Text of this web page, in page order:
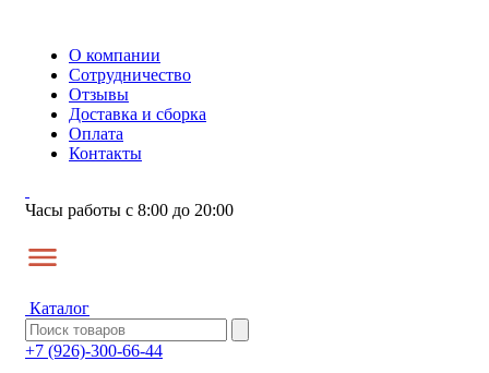
О компании
Сотрудничество
Отзывы
Доставка и сборка
Оплата
Контакты
Часы работы с 8:00 до 20:00
Каталог
+7 (926)-300-66-44